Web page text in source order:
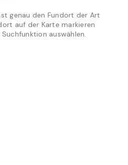
genau den Fundort der Art
auf der Karte markieren
auswählen.